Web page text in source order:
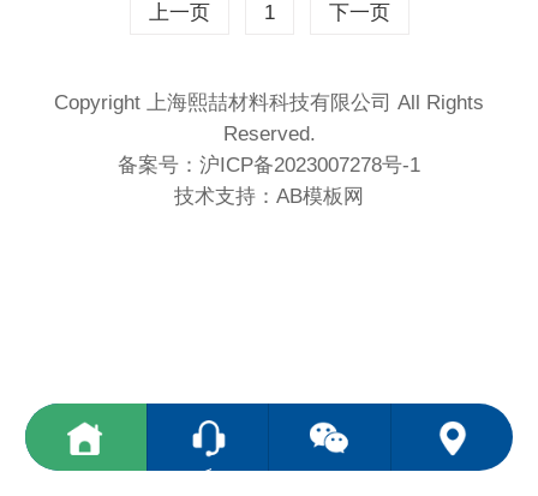
上一页 1 下一页
Copyright 上海熙喆材料科技有限公司 All Rights
Reserved.
备案号： 沪ICP备2023007278号-1
技术支持： AB模板网
<